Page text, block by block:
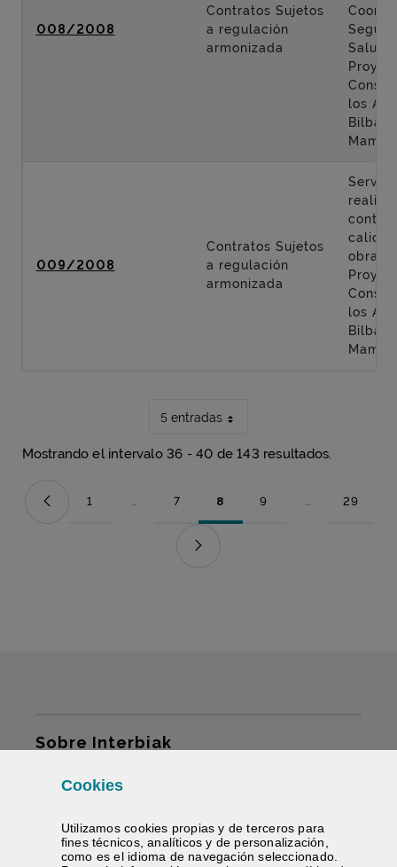
008/2008
Contratos Sujetos
a regulación
armonizada
Salud
los
Bilbao
Mamés
009/2008
Contratos Sujetos
a regulación
armonizada
obras
los
Bilbao
5 entradas
Mostrando el intervalo 36 - 40 de 143 resultados.
Página
1 ...
Páginas intermedias Use TAB para desplazarse.
Página
7 Página
8 Página
9 ...
Páginas Página
29
Sobre Interbiak
Infraestructuras y tarifas
Servicios
Cookies
Utilizamoscookies propias y de terceros para
fines técnicos, analíticos y de personalización,
como es el idioma de navegación seleccionado.